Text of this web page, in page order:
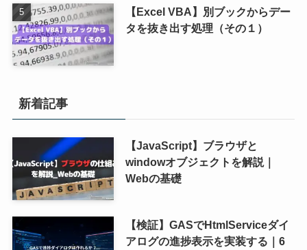
【Excel VBA】別ブックからデー
タを抜き出す処理（その１）
新着記事
【JavaScript】ブラウザと
windowオブジェクトを解説｜
Webの基礎
【検証】GASでHtmlServiceダイ
アログの進捗表示を実装する｜6